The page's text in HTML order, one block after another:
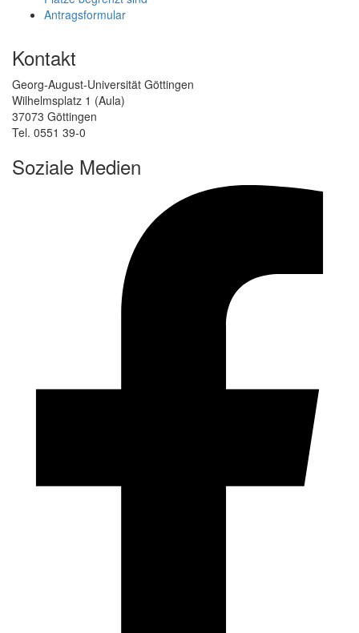
Antragsformular
Kontakt
Georg-August-Universität Göttingen
Wilhelmsplatz 1 (Aula)
37073 Göttingen
Tel. 0551 39-0
Soziale Medien